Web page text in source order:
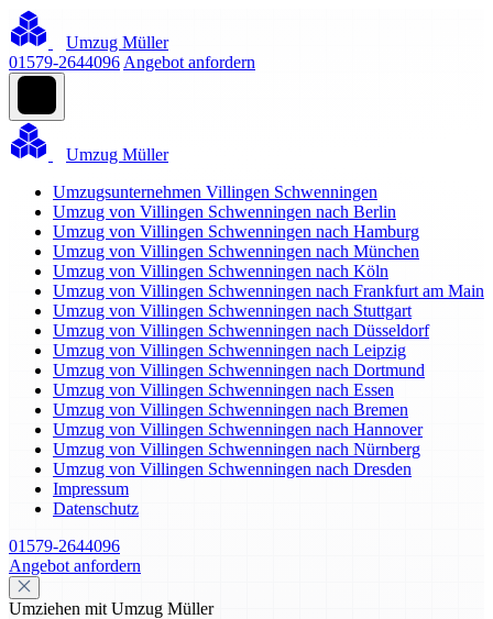
Umzug Müller
01579-2644096 Angebot anfordern
Umzug Müller
Umzugsunternehmen Villingen Schwenningen
Umzug von Villingen Schwenningen nach Berlin
Umzug von Villingen Schwenningen nach Hamburg
Umzug von Villingen Schwenningen nach München
Umzug von Villingen Schwenningen nach Köln
Umzug von Villingen Schwenningen nach Frankfurt am Main
Umzug von Villingen Schwenningen nach Stuttgart
Umzug von Villingen Schwenningen nach Düsseldorf
Umzug von Villingen Schwenningen nach Leipzig
Umzug von Villingen Schwenningen nach Dortmund
Umzug von Villingen Schwenningen nach Essen
Umzug von Villingen Schwenningen nach Bremen
Umzug von Villingen Schwenningen nach Hannover
Umzug von Villingen Schwenningen nach Nürnberg
Umzug von Villingen Schwenningen nach Dresden
Impressum
Datenschutz
01579-2644096
Angebot anfordern
Umziehen mit Umzug Müller